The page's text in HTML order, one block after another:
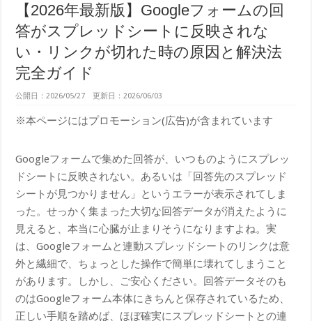
【2026年最新版】Googleフォームの回
答がスプレッドシートに反映されな
い・リンクが切れた時の原因と解決法
完全ガイド
公開日：2026/05/27 更新日：2026/06/03
※本ページにはプロモーション(広告)が含まれています
Googleフォームで集めた回答が、いつものようにスプレッ
ドシートに反映されない。あるいは「回答先のスプレッド
シートが見つかりません」というエラーが表示されてしま
った。せっかく集まった大切な回答データが消えたように
見えると、本当に心臓が止まりそうになりますよね。実
は、Googleフォームと連動スプレッドシートのリンクは意
外と繊細で、ちょっとした操作で簡単に壊れてしまうこと
があります。しかし、ご安心ください。回答データそのも
のはGoogleフォーム本体にきちんと保存されているため、
正しい手順を踏めば、ほぼ確実にスプレッドシートとの連